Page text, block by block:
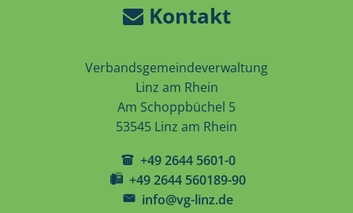
Kontakt
Verbandsgemeindeverwaltung
Linz am Rhein
Am Schoppbüchel 5
53545 Linz am Rhein
+49 2644 5601-0
+49 2644 560189-90
info@vg-linz.de